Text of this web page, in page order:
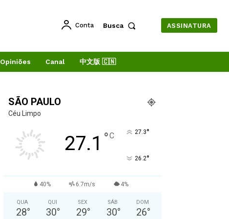
Conta Busca ASSINATURA
Opiniões Canal 中文版 🇨🇳
SÃO PAULO
Céu Limpo
27.1 °C 27.3°
26.2°
40% 6.7m/s 4%
QUA
28°
QUI
30°
SEX
29°
SÁB
30°
DOM
26°